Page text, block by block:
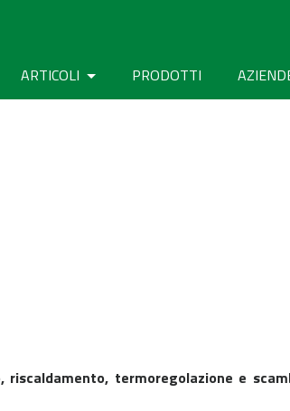
ARTICOLI PRODOTTI
riscaldamento, termoregolazione e